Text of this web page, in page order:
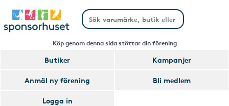
Köp genom denna sida stöttar din förening
Butiker
Kampanjer
Anmäl ny förening
Bli medlem
Logga in